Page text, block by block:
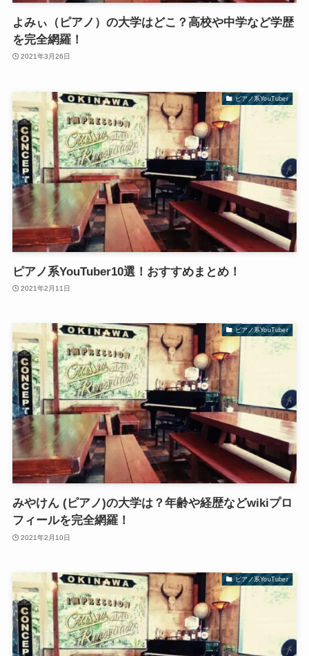
よみぃ（ピアノ）の大学はどこ？高校や中学など学歴
を完全網羅！
2021年3月26日
ピアノ系YouTuber
ピアノ系YouTuber10選！おすすめまとめ！
2021年2月11日
ピアノ系YouTuber
みやけん (ピアノ)の大学は？年齢や経歴などwikiプロ
フィールを完全網羅！
2021年2月10日
ピアノ系YouTuber